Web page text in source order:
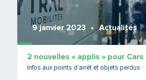
9 janvier 2023 Actualités
2 nouvelles « applis » pour Cars
Infos aux points d'arrêt et objets perdus